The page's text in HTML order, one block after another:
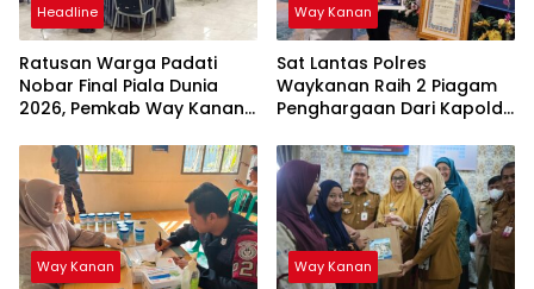
Headline
Ratusan Warga Padati
Nobar Final Piala Dunia
2026, Pemkab Way Kanan
Prestasi
Way Kanan
Sat Lantas Polres
Waykanan Raih 2 Piagam
Penghargaan Dari Kapolda
Way Kanan Way Kanan